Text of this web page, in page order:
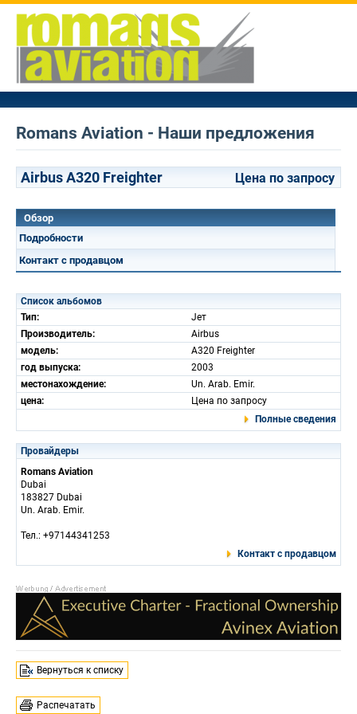
Romans Aviation - Наши предложения
Airbus A320 Freighter Цена по запросу
Обзор
Подробности
Контакт с продавцом
Список альбомов
Тип:
Jет
Производитель:
Airbus
модель:
A320 Freighter
год выпуска:
2003
местонахождение:
Un. Arab. Emir.
цена:
Цена по запросу
Полные сведения
Провайдеры
Romans Aviation
Dubai
183827 Dubai
Un. Arab. Emir.
Тел.: +97144341253
Контакт с продавцом
Вернуться к списку
Распечатать